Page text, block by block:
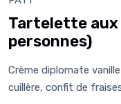
Tartelette
personnes)
Crème diplomate
cuillère, confit de